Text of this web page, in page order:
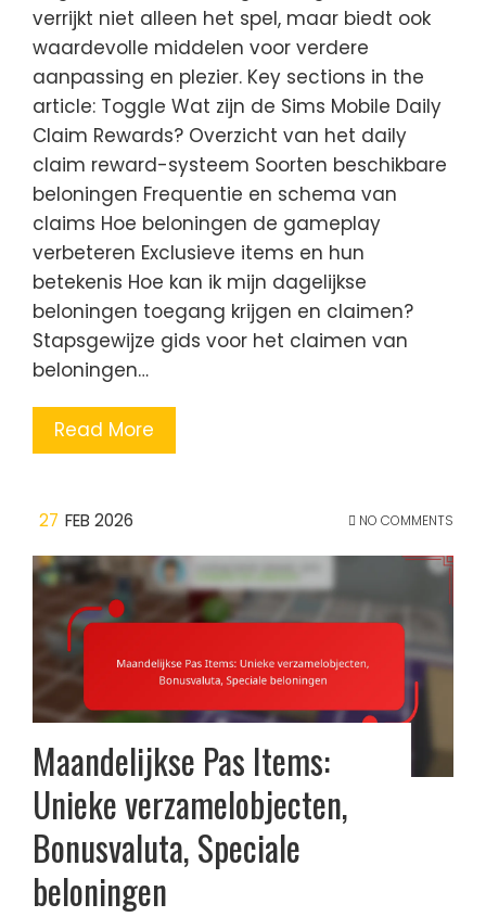
verrijkt niet alleen het spel, maar biedt ook
waardevolle middelen voor verdere
aanpassing en plezier. Key sections in the
article: Toggle Wat zijn de Sims Mobile Daily
Claim Rewards? Overzicht van het daily
claim reward-systeem Soorten beschikbare
beloningen Frequentie en schema van
claims Hoe beloningen de gameplay
verbeteren Exclusieve items en hun
betekenis Hoe kan ik mijn dagelijkse
beloningen toegang krijgen en claimen?
Stapsgewijze gids voor het claimen van
beloningen…
Read More
27 FEB 2026 NO COMMENTS
Maandelijkse Pas Items:
Unieke verzamelobjecten,
Bonusvaluta, Speciale
beloningen